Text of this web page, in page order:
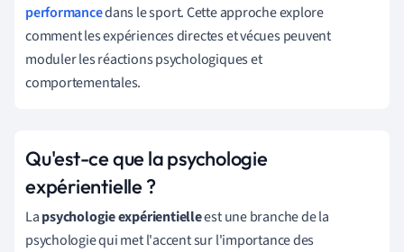
performancedans le sport. Cette approche explore
comment les expériences directes et vécues peuvent
moduler les réactions psychologiques et
comportementales.
Qu'est-ce que la psychologie
expérientielle ?
Lapsychologie expérientielleest une branche de la
psychologie qui met l'accent sur l'importance des